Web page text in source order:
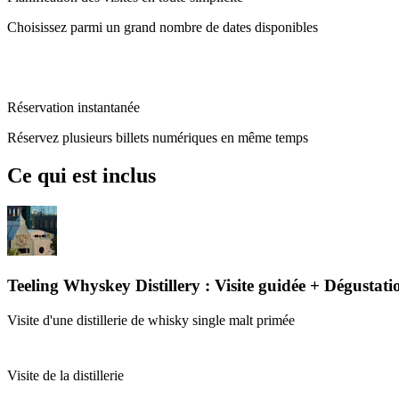
Choisissez parmi un grand nombre de dates disponibles
Réservation instantanée
Réservez plusieurs billets numériques en même temps
Ce qui est inclus
Teeling Whyskey Distillery : Visite guidée +
Visite d'une distillerie de whisky single malt primée
Visite de la distillerie